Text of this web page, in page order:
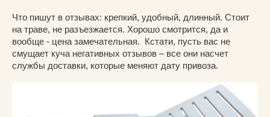
Что пишут в отзывах: крепкий, удобный, длинный. Стоит
на траве, не разъезжается. Хорошо смотрится, да и
вообще - цена замечательная. Кстати, пусть вас не
смущает куча негативных отзывов – все они насчет
службы доставки, которые меняют дату привоза.